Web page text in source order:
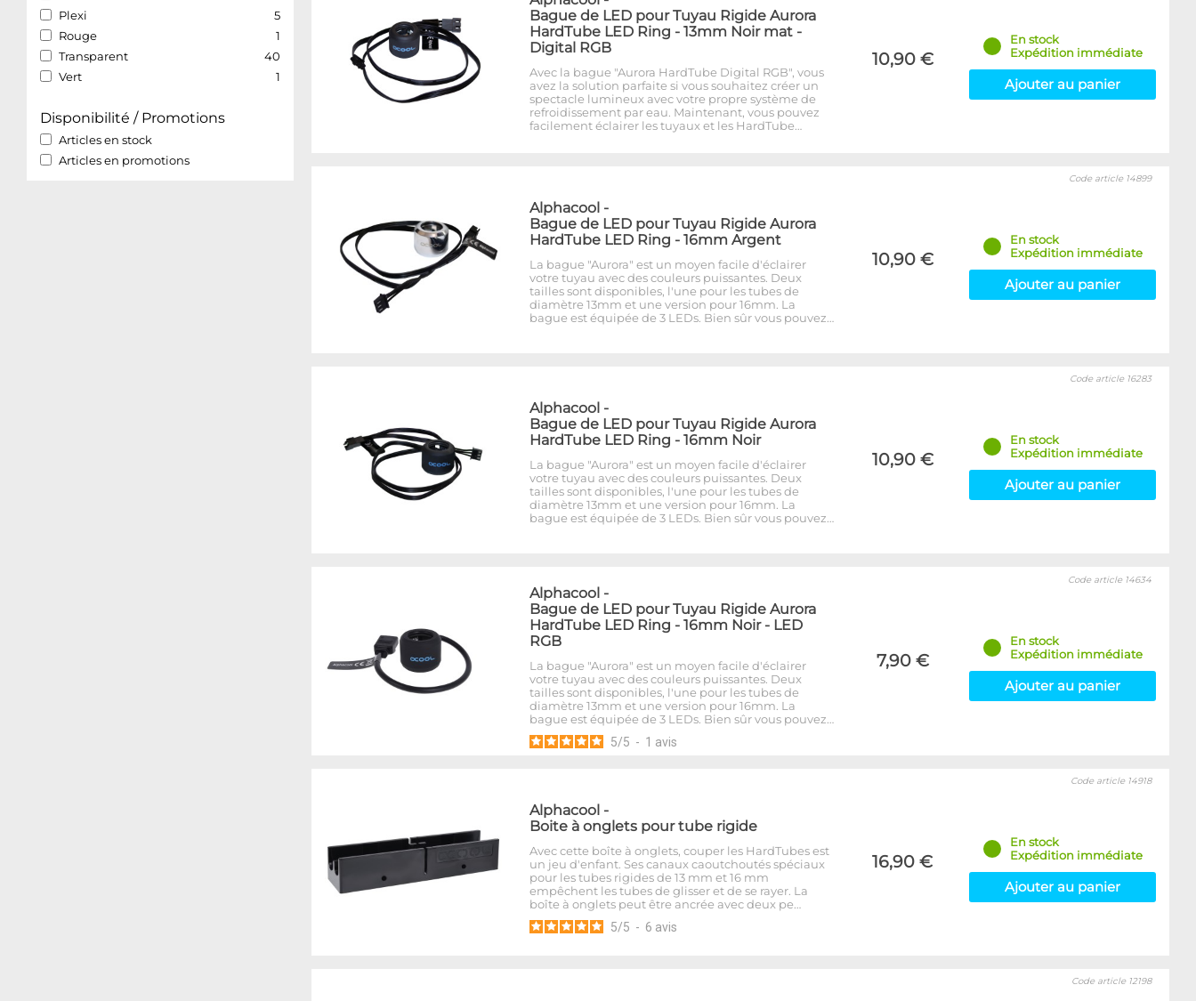
Plexi
5
Rouge
1
Transparent
40
Vert
1
Disponibilité / Promotions
Articles en stock
Articles en promotions
Bague de LED pour Tuyau Rigide Aurora
HardTube LED Ring - 13mm Noir mat -
Digital RGB
Avec la bague "Aurora HardTube Digital RGB", vous
avez la solution parfaite si vous souhaitez créer un
spectacle lumineux avec votre propre système de
refroidissement par eau. Maintenant, vous pouvez
facilement éclairer les tuyaux et les HardTube…
10,90 €
En stock
Expédition immédiate
Ajouter au panier
Alphacool -
Bague de LED pour Tuyau Rigide Aurora
HardTube LED Ring - 16mm Argent
La bague "Aurora" est un moyen facile d'éclairer
votre tuyau avec des couleurs puissantes. Deux
tailles sont disponibles, l'une pour les tubes de
diamètre 13mm et une version pour 16mm. La
bague est équipée de 3 LEDs. Bien sûr vous pouvez…
10,90 €
Code article 14899
En stock
Expédition immédiate
Ajouter au panier
Alphacool -
Bague de LED pour Tuyau Rigide Aurora
HardTube LED Ring - 16mm Noir
La bague "Aurora" est un moyen facile d'éclairer
votre tuyau avec des couleurs puissantes. Deux
tailles sont disponibles, l'une pour les tubes de
diamètre 13mm et une version pour 16mm. La
bague est équipée de 3 LEDs. Bien sûr vous pouvez…
10,90 €
Code article 16283
En stock
Expédition immédiate
Ajouter au panier
Alphacool -
Bague de LED pour Tuyau Rigide Aurora
HardTube LED Ring - 16mm Noir - LED
RGB
La bague "Aurora" est un moyen facile d'éclairer
votre tuyau avec des couleurs puissantes. Deux
tailles sont disponibles, l'une pour les tubes de
diamètre 13mm et une version pour 16mm. La
bague est équipée de 3 LEDs. Bien sûr vous pouvez…
5/5 - 1 avis
7,90 €
Code article 14634
En stock
Expédition immédiate
Ajouter au panier
Alphacool -
Boite à onglets pour tube rigide
Avec cette boîte à onglets, couper les HardTubes est
un jeu d'enfant. Ses canaux caoutchoutés spéciaux
pour les tubes rigides de 13 mm et 16 mm
empêchent les tubes de glisser et de se rayer. La
boîte à onglets peut être ancrée avec deux pe…
5/5 - 6 avis
16,90 €
Code article 14918
En stock
Expédition immédiate
Ajouter au panier
Code article 12198